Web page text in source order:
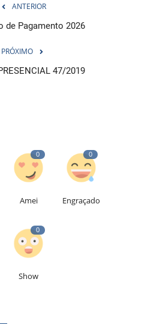
ANTERIOR
de Pagamento 2026
PRÓXIMO
47/2019
0
Amei
0
Engraçado
0
Show